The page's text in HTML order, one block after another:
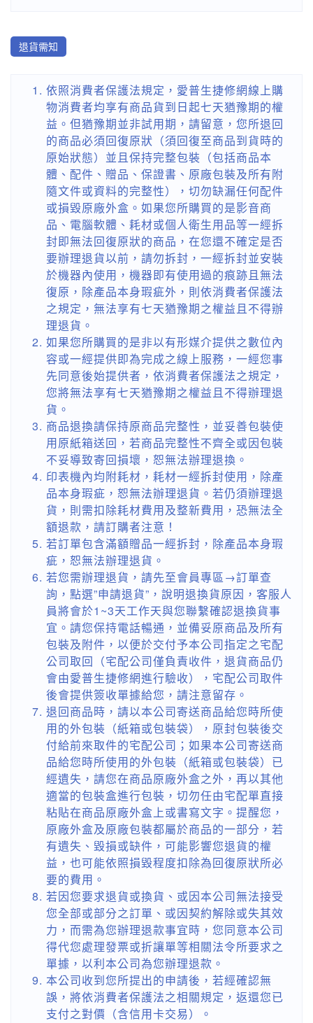
退貨需知
依照消費者保護法規定，愛普生捷修網線上購
物消費者均享有商品貨到日起七天猶豫期的權
益。但猶豫期並非試用期，請留意，您所退回
的商品必須回復原狀（須回復至商品到貨時的
原始狀態）並且保持完整包裝（包括商品本
體、配件、贈品、保證書、原廠包裝及所有附
隨文件或資料的完整性），切勿缺漏任何配件
或損毀原廠外盒。如果您所購買的是影音商
品、電腦軟體、耗材或個人衛生用品等一經拆
封即無法回復原狀的商品，在您還不確定是否
要辦理退貨以前，請勿拆封，一經拆封並安裝
於機器內使用，機器即有使用過的痕跡且無法
復原，除產品本身瑕疵外，則依消費者保護法
之規定，無法享有七天猶豫期之權益且不得辦
理退貨。
如果您所購買的是非以有形媒介提供之數位內
容或一經提供即為完成之線上服務，一經您事
先同意後始提供者，依消費者保護法之規定，
您將無法享有七天猶豫期之權益且不得辦理退
貨。
商品退換請保持原商品完整性，並妥善包裝使
用原紙箱送回，若商品完整性不齊全或因包裝
不妥導致寄回損壞，恕無法辦理退換。
印表機內均附耗材，耗材一經拆封使用，除產
品本身瑕疵，恕無法辦理退貨。若仍須辦理退
貨，則需扣除耗材費用及整新費用，恐無法全
額退款，請訂購者注意！
若訂單包含滿額贈品一經拆封，除產品本身瑕
疵，恕無法辦理退貨。
若您需辦理退貨，請先至會員專區→訂單查
詢，點選”申請退貨”，說明退換貨原因，客服人
員將會於1~3天工作天與您聯繫確認退換貨事
宜。請您保持電話暢通，並備妥原商品及所有
包裝及附件，以便於交付予本公司指定之宅配
公司取回（宅配公司僅負責收件，退貨商品仍
會由愛普生捷修網進行驗收），宅配公司取件
後會提供簽收單據給您，請注意留存。
退回商品時，請以本公司寄送商品給您時所使
用的外包裝（紙箱或包裝袋），原封包裝後交
付給前來取件的宅配公司；如果本公司寄送商
品給您時所使用的外包裝（紙箱或包裝袋）已
經遺失，請您在商品原廠外盒之外，再以其他
適當的包裝盒進行包裝，切勿任由宅配單直接
粘貼在商品原廠外盒上或書寫文字。提醒您，
原廠外盒及原廠包裝都屬於商品的一部分，若
有遺失、毀損或缺件，可能影響您退貨的權
益，也可能依照損毀程度扣除為回復原狀所必
要的費用。
若因您要求退貨或換貨、或因本公司無法接受
您全部或部分之訂單、或因契約解除或失其效
力，而需為您辦理退款事宜時，您同意本公司
得代您處理發票或折讓單等相關法令所要求之
單據，以利本公司為您辦理退款。
本公司收到您所提出的申請後，若經確認無
誤，將依消費者保護法之相關規定，返還您已
支付之對價（含信用卡交易）。